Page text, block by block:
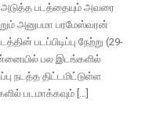
அடுத்த படத்தையும் அவரை
அனுபமா பரமேஸ்வரன்
படப்பிடிப்பு நேற்று (29-
பல இடங்களில்
நடத்த திட்டமிட்டுள்ள
படமாக்கவும் […]